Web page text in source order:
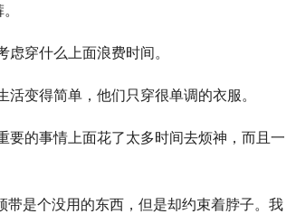
穿什么上面浪费时间。
变得简单，他们只穿很单调的衣服。
要的事情上面花了太多时间去烦神，而且一
带是个没用的东西，但是却约束着脖子。我